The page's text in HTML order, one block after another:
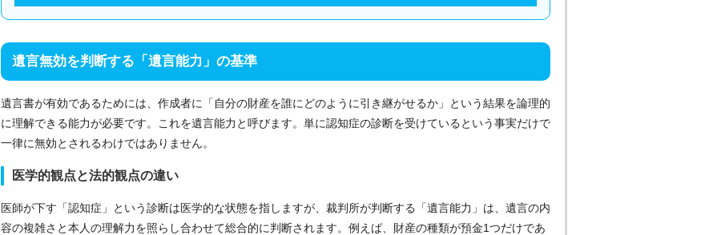
遺言無効を判断する「遺言能力」の基準
遺言書が有効であるためには、作成者に「自分の財産を誰にどのように引き継がせるか」という結果を論理的
に理解できる能力が必要です。これを遺言能力と呼びます。単に認知症の診断を受けているという事実だけで
一律に無効とされるわけではありません。
医学的観点と法的観点の違い
医師が下す「認知症」という診断は医学的な状態を指しますが、裁判所が判断する「遺言能力」は、遺言の内
容の複雑さと本人の理解力を照らし合わせて総合的に判断されます。例えば、財産の種類が預金1つだけであ